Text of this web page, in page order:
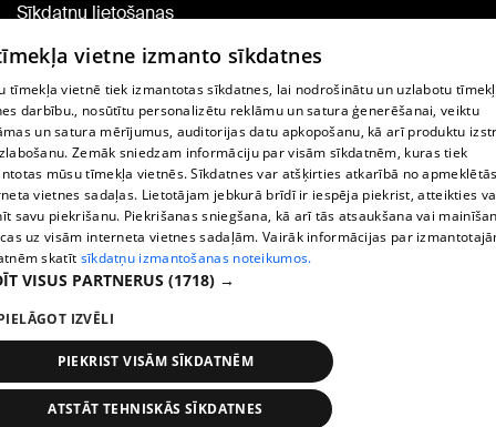
Sīkdatņu lietošanas
noteikumi
Komentāru pievienošana
TV programma
Līguma noteikumi
360 Ziņu kontakti
Helio Media
Portāla palīdzības dienests: e-pasts -
All rights reserved.
vietne izmanto sīkdatnes
tīmekļa vietnē tiek izmantotas sīkdatnes, lai nodrošinātu un uzlabotu
darbību., nosūtītu personalizētu reklāmu un satura ģenerēšanai, veiktu
un satura mērījumus, auditorijas datu apkopošanu, kā arī produktu
Zemāk sniedzam informāciju par visām sīkdatnēm, kuras tiek
mūsu tīmekļa vietnēs. Sīkdatnes var atšķirties atkarībā no
vietnes sadaļas. Lietotājam jebkurā brīdī ir iespēja piekrist, atteikties
savu piekrišanu. Piekrišanas sniegšana, kā arī tās atsaukšana vai
uz visām interneta vietnes sadaļām. Vairāk informācijas par
skatīt sīkdatņu izmantošanas noteikumos.
VISUS PARTNERUS (1718) →
IZVĒLI
PIEKRIST VISĀM SĪKDATNĒM
ATSTĀT TEHNISKĀS SĪKDATNES